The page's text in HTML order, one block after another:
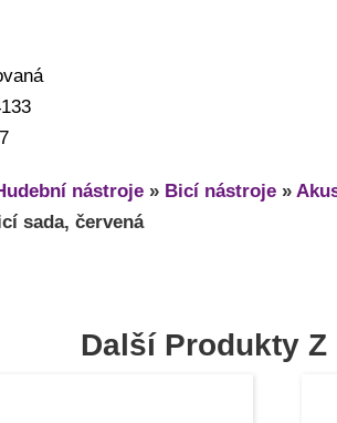
nástroje » Bicí nástroje »
sada, červená
Další Produkty Z